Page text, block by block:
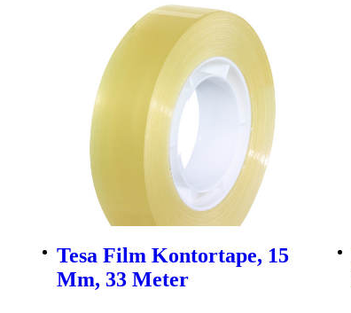
Tesa Film Kontortape, 15
Mm, 33 Meter